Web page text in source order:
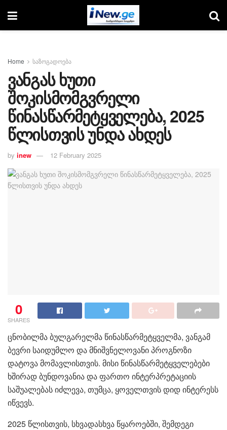
Home საზოგადოება
ვანგას ხუთი
შოკისმომგვრელი
წინასწარმეტყველება, 2025
წლისთვის უნდა ახდეს
by inew 12 February 2025
0
SHARES
ცნობილმა ბულგარელმა წინასწარმეტყველმა, ვანგამ
ბევრი საიდუმლო და მნიშვნელოვანი პროგნოზი
დატოვა მომავლისთვის. მისი წინასწარმეტყველებები
ხშირად ბუნდოვანია და ფართო ინტერპრეტაციის
საშუალებას იძლევა, თუმცა, ყოველთვის დიდ ინტერესს
იწვევს.
2025 წლისთვის, სხვადასხვა წყაროებში, შემდეგი